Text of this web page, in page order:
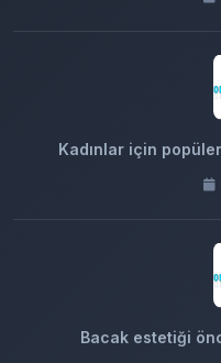
Kadınlar için
Bacak estetiği